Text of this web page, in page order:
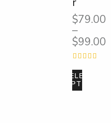
$79.00
–
$99.00
és:
4.00
/ 5
SELECT
OPTIONS